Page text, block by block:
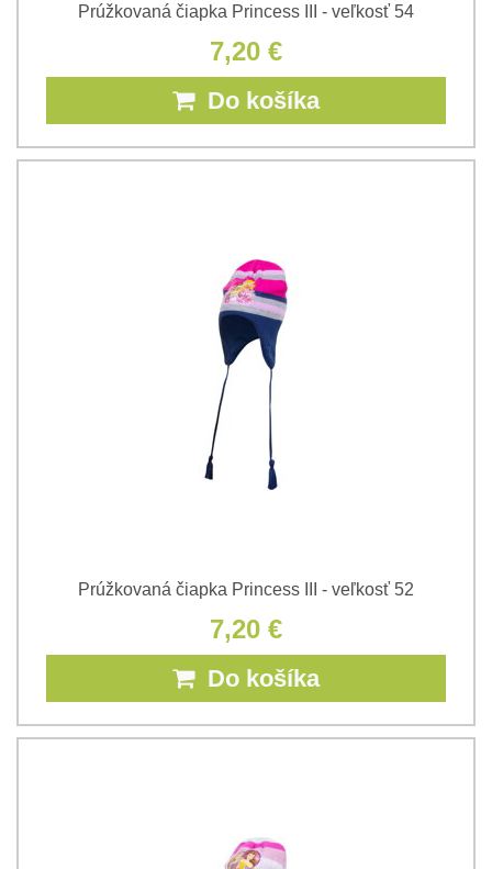
Prúžkovaná čiapka Princess III - veľkosť 54
7,20 €
Do košíka
Prúžkovaná čiapka Princess III - veľkosť 52
7,20 €
Do košíka